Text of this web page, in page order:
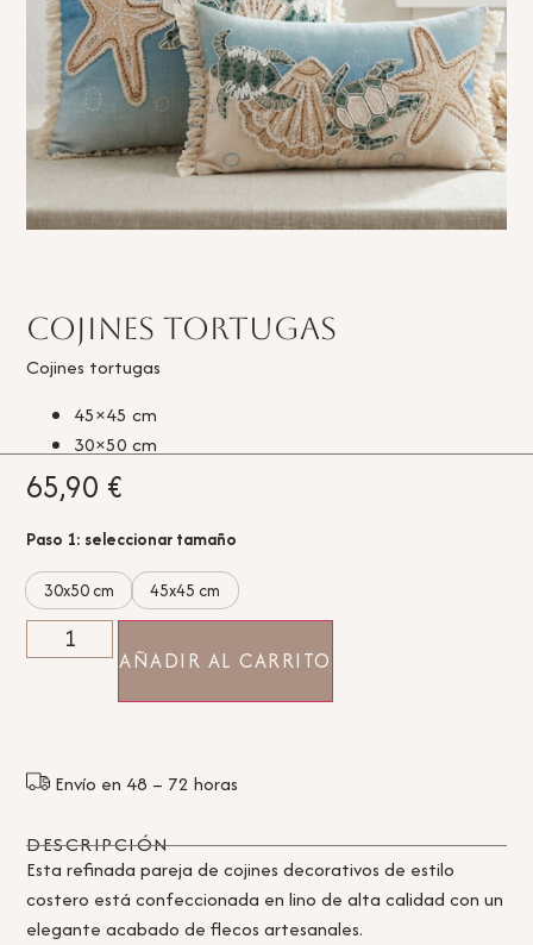
Cojines tortugas
Cojines tortugas
45×45 cm
30×50 cm
65,90 €
Paso 1: seleccionar tamaño
30x50 cm 45x45 cm
AÑADIR AL CARRITO
Envío en 48 – 72 horas
DESCRIPCIÓN
Esta refinada pareja de cojines decorativos de estilo
costero está confeccionada en lino de alta calidad con un
elegante acabado de flecos artesanales.